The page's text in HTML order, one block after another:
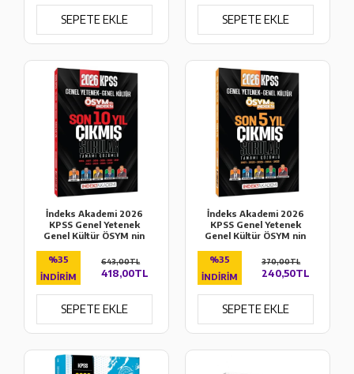
SEPETE EKLE SEPETE EKLE
İndeks Akademi 2026
KPSS Genel Yetenek
Genel Kültür ÖSYM nin
Son 10 Yıl Çözümlü
%35
İNDIRIM
418,00TL
643,00TL
SEPETE EKLE
İndeks Akademi 2026
KPSS Genel Yetenek
Genel Kültür ÖSYM nin
Son 5 Yıl Çözümlü
%35
İNDIRIM
240,50TL
370,00TL
SEPETE EKLE